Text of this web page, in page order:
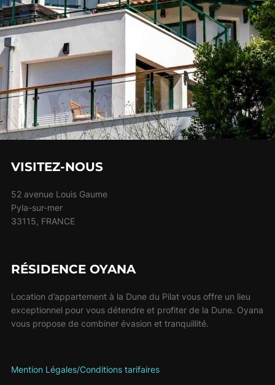
VISITEZ-NOUS
52 avenue Louis Gaume
Pyla-sur-mer
33115, FRANCE
RÉSIDENCE OYANA
Location d’appartement à la Dune du Pilat vous offre un lieu
exceptionnel pour vous détendre et profiter de la Dune. Oyana
vous propose de combiner évasion et tranquillité.
Mention Légales/Conditions tarifaires